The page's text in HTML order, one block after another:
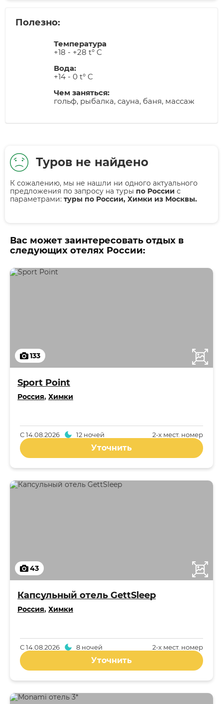
Полезно:
Температура
+18 - +28 t° C
Вода:
+14 - 0 t° C
Чем заняться:
гольф, рыбалка, сауна, баня, массаж
Туров не найдено
К сожалению, мы не нашли ни одного актуального
предложения по запросу на туры по России с
параметрами: туры по России, Химки из Москвы.
Вас может заинтересовать отдых в
следующих отелях России:
133
Sport Point
Россия, Химки
2-x мест. номер
С14.08.2026 12 ночей
Уточнить
43
Капсульный отель GettSleep
Россия, Химки
2-x мест. номер
С14.08.2026 8 ночей
Уточнить